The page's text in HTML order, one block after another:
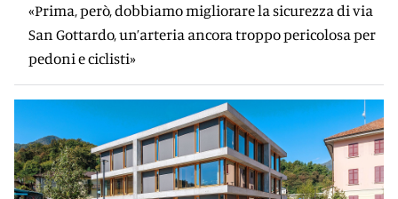
«Prima, però, dobbiamo migliorare la sicurezza di via
San Gottardo, un’arteria ancora troppo pericolosa per
pedoni e ciclisti»